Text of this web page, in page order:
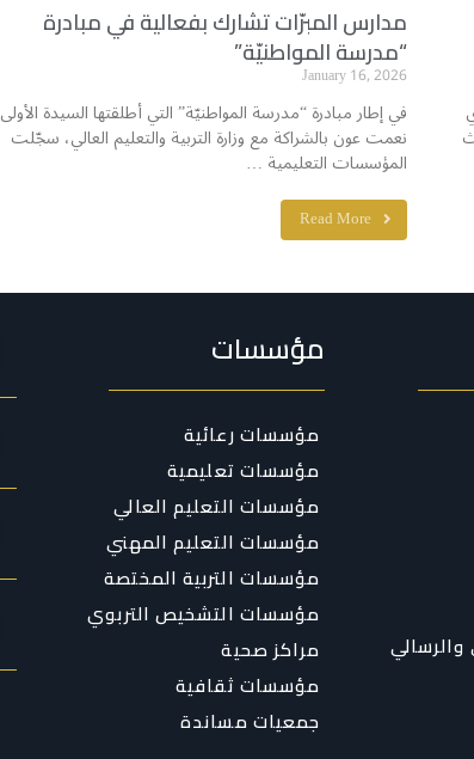
مدارس المبرّات تشارك بفعالية في مبادرة
“مدرسة المواطنيّة”
January 16, 2026
في إطار مبادرة “مدرسة المواطنيّة” التي أطلقتها السيدة الأولى
نعمت عون بالشراكة مع وزارة التربية والتعليم العالي، سجّلت
المؤسسات التعليمية …
Read More
والرسالي
مؤسسات
مؤسسات رعائية
مؤسسات تعليمية
مؤسسات التعليم العالي
مؤسسات التعليم المهني
مؤسسات التربية المختصة
مؤسسات التشخيص التربوي
مراكز صحية
مؤسسات ثقافية
جمعيات مساندة